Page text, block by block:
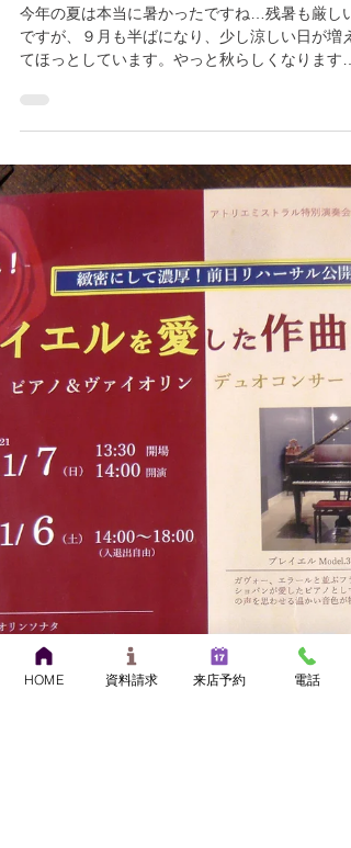
アトリエ・ガヴォ－音楽教室発
てほっとしています。やっと秋らしくなります
ね。 社長の中島桂一が出演する「アトリエ・ガ
ォ－音楽教室発表会 第10回記念コンサ－ト」が
来月開催されます。...
HOME 資料請求 来店予約 電話